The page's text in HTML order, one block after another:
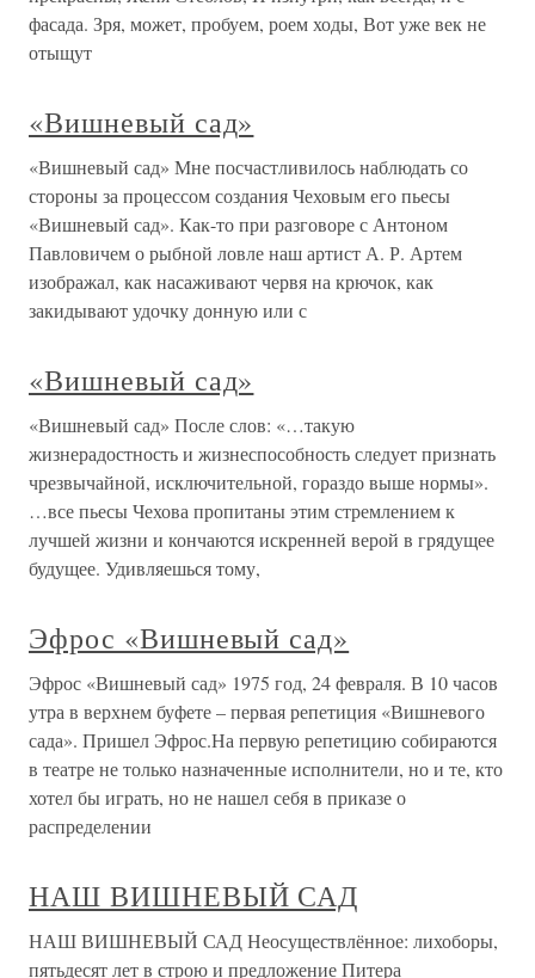
фасада. Зря, может, пробуем, роем ходы, Вот уже век не
отыщут
«Вишневый сад»
«Вишневый сад» Мне посчастливилось наблюдать со
стороны за процессом создания Чеховым его пьесы
«Вишневый сад». Как-то при разговоре с Антоном
Павловичем о рыбной ловле наш артист А. Р. Артем
изображал, как насаживают червя на крючок, как
закидывают удочку донную или с
«Вишневый сад»
«Вишневый сад» После слов: «…такую
жизнерадостность и жизнеспособность следует признать
чрезвычайной, исключительной, гораздо выше нормы».
…все пьесы Чехова пропитаны этим стремлением к
лучшей жизни и кончаются искренней верой в грядущее
будущее. Удивляешься тому,
Эфрос «Вишневый сад»
Эфрос «Вишневый сад» 1975 год, 24 февраля. В 10 часов
утра в верхнем буфете – первая репетиция «Вишневого
сада». Пришел Эфрос.На первую репетицию собираются
в театре не только назначенные исполнители, но и те, кто
хотел бы играть, но не нашел себя в приказе о
распределении
НАШ ВИШНЕВЫЙ САД
НАШ ВИШНЕВЫЙ САД Неосуществлённое: лихоборы,
пятьдесят лет в строю и предложение Питера